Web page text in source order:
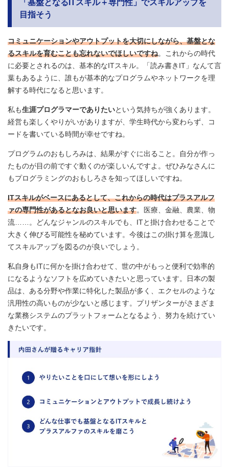
「基盤となるITスキル＋専門性」でスキルアップを
目指そう
コミュニケーションやアウトプットを大切にしながら、基盤とな
るスキルを育むことも忘れないでほしいですね。これからの時代
に必要とされるのは、基本的なITスキル。「読み書きIT」なんて言
葉もあるように、誰もが基本的なプログラムやネットワークを理
解する時代になると思います。
私も生涯プログラマーでありたいという気持ちが強くあります。
経営も楽しくやりがいがありますが、学生時代から変わらず、コ
ードを書いている時間が幸せですね。
プログラムのおもしろみは、結果がすぐに出ること。自分が作っ
たものが目の前ですぐ動くのが楽しいんですよ。ぜひみなさんに
もプログラミングのおもしろさを知ってほしいですね。
ITスキルがベースにあるとして、これからの時代はプラスアルフ
ァの専門性があるとなお良いと思います。医療、金融、農業、物
流……。どんなジャンルのスキルでも、ITと掛け合わせることで
大きく伸びる可能性を秘めています。今後はこの掛け算を意識し
てスキルアップを図るのが良いでしょう。
私自身もITに何かを掛け合わせて、世の中がもっと便利で効率的
になるようなソフトを広めていきたいと思っています。日本の製
品は、ある分野や作業に特化した製品が多く、エクセルのような
汎用性の高いものが少ないと感じます。プリザンターがさまざま
な業務システムのプラットフォームとなるよう、努力を続けてい
きたいです。